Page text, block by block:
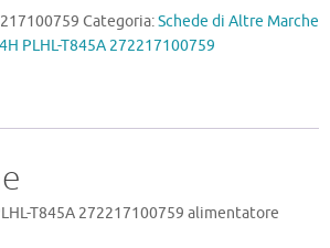
Categoria:Schede di Altre Marche
PLHL-T845A 272217100759
T845A 272217100759 alimentatore